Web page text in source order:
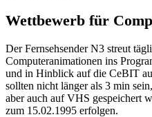
Wettbewerb für
Der Fernsehsender N3 streut
Computeranimationen ins
und in Hinblick auf die CeBIT
sollten nicht länger als 3 min
aber auch auf VHS gespeichert
zum 15.02.1995 erfolgen.